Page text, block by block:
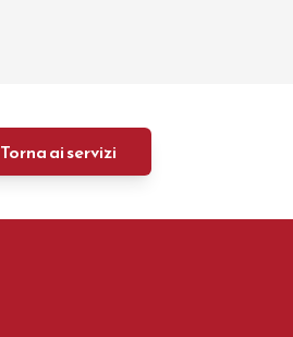
Torna ai servizi